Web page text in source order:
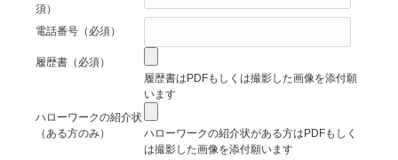
須）
電話番号 （必須）
履歴書 （必須）
履歴書はPDFもしくは撮影した画像を添付願
います
ハローワークの紹介状
（ある方のみ）
ハローワークの紹介状がある方はPDFもしく
は撮影した画像を添付願います